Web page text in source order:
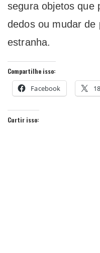
segura objetos que
dedos ou mudar de
estranha.
Compartilhe isso:
Facebook
Curtir isso: